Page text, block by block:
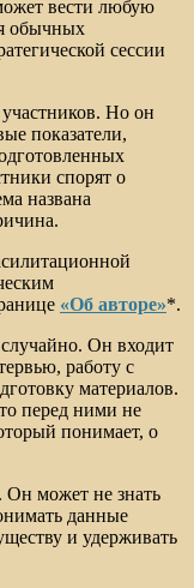
вести любую
обычных
сессии
Но он
показатели,
спорят о
названа
«Об авторе»*.
Он входит
работу с
материалов.
перед ними не
понимает, о
может не знать
данные
и удерживать